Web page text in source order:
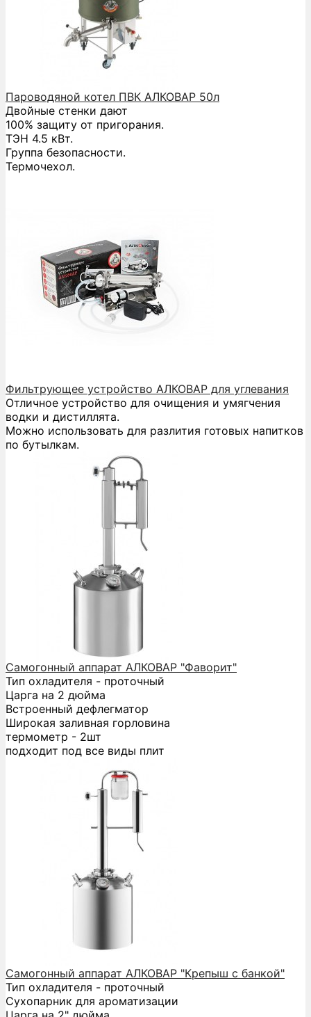
Пароводяной котел ПВК АЛКОВАР 50л
Двойные стенки дают
100% защиту от пригорания.
ТЭН 4.5 кВт.
Группа безопасности.
Термочехол.
Фильтрующее устройство АЛКОВАР для углевания
Отличное устройство для очищения и умягчения
водки и дистиллята.
Можно использовать для разлития готовых напитков
по бутылкам.
Самогонный аппарат АЛКОВАР "Фаворит"
Тип охладителя - проточный
Царга на 2 дюйма
Встроенный дефлегматор
Широкая заливная горловина
термометр - 2шт
подходит под все виды плит
Самогонный аппарат АЛКОВАР "Крепыш с банкой"
Тип охладителя - проточный
Сухопарник для ароматизации